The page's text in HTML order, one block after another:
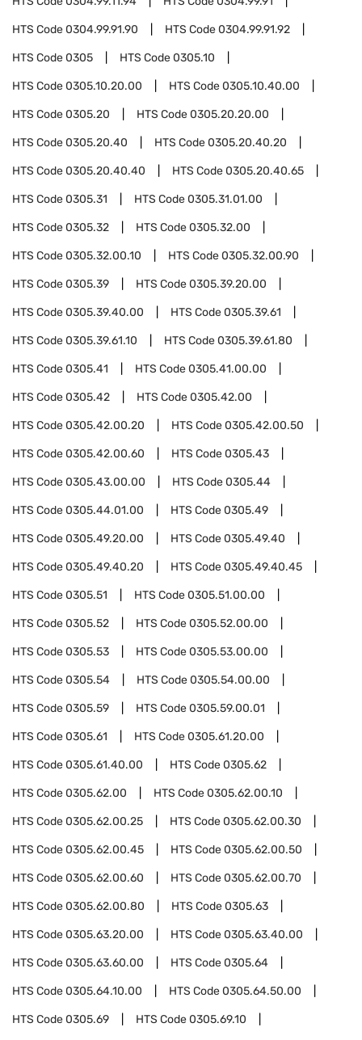
HTS Code0304.99.91.90 HTS Code0304.99.91.92
HTS Code0305 HTS Code0305.10
HTS Code0305.10.20.00 HTS Code0305.10.40.00
HTS Code0305.20 HTS Code0305.20.20.00
HTS Code0305.20.40 HTS Code0305.20.40.20
HTS Code0305.20.40.40 HTS Code0305.20.40.65
HTS Code0305.31 HTS Code0305.31.01.00
HTS Code0305.32 HTS Code0305.32.00
HTS Code0305.32.00.10 HTS Code0305.32.00.90
HTS Code0305.39 HTS Code0305.39.20.00
HTS Code0305.39.40.00 HTS Code0305.39.61
HTS Code0305.39.61.10 HTS Code0305.39.61.80
HTS Code0305.41 HTS Code0305.41.00.00
HTS Code0305.42 HTS Code0305.42.00
HTS Code0305.42.00.20 HTS Code0305.42.00.50
HTS Code0305.42.00.60 HTS Code0305.43
HTS Code0305.43.00.00 HTS Code0305.44
HTS Code0305.44.01.00 HTS Code0305.49
HTS Code0305.49.20.00 HTS Code0305.49.40
HTS Code0305.49.40.20 HTS Code0305.49.40.45
HTS Code0305.51 HTS Code0305.51.00.00
HTS Code0305.52 HTS Code0305.52.00.00
HTS Code0305.53 HTS Code0305.53.00.00
HTS Code0305.54 HTS Code0305.54.00.00
HTS Code0305.59 HTS Code0305.59.00.01
HTS Code0305.61 HTS Code0305.61.20.00
HTS Code0305.61.40.00 HTS Code0305.62
HTS Code0305.62.00 HTS Code0305.62.00.10
HTS Code0305.62.00.25 HTS Code0305.62.00.30
HTS Code0305.62.00.45 HTS Code0305.62.00.50
HTS Code0305.62.00.60 HTS Code0305.62.00.70
HTS Code0305.62.00.80 HTS Code0305.63
HTS Code0305.63.20.00 HTS Code0305.63.40.00
HTS Code0305.63.60.00 HTS Code0305.64
HTS Code0305.64.10.00 HTS Code0305.64.50.00
HTS Code0305.69 HTS Code0305.69.10